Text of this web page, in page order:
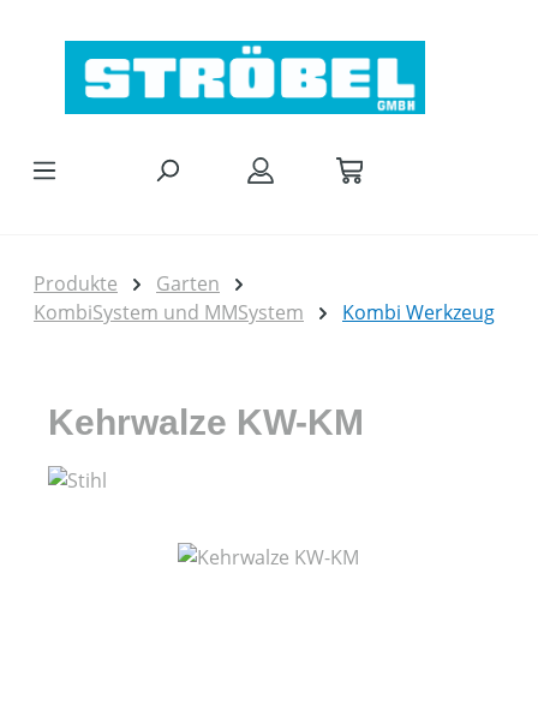
Produkte
Garten
KombiSystem und MMSystem
Kombi Werkzeug
Kehrwalze KW-KM
Bildergalerie überspringen